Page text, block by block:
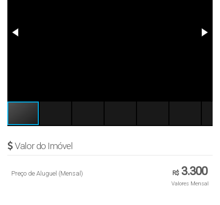
Valor do Imóvel
R$3.300
Preço de Aluguel (Mensal)
Valores Mensal